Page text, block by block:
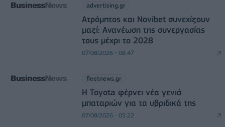
advertising.gr
Ατρόμητος και Novibet συνεχίζουν
μαζί: Ανανέωση της συνεργασίας
τους μέχρι το 2028
07/08/2026 - 08:47
fleetnews.gr
Η Toyota φέρνει νέα γενιά
μπαταριών για τα υβριδικά της
07/08/2026 - 05:22